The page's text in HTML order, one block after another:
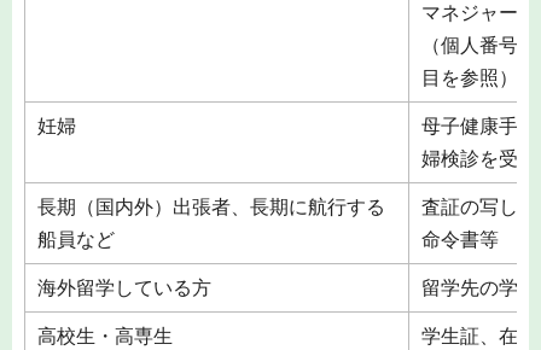
マネジャー
（個人番号
目を参照）
妊婦
母子健康手
婦検診を受
長期（国内外）出張者、長期に航行する
船員など
査証の写し
命令書等
海外留学している方 留学先の学
高校生・高専生 学生証、在